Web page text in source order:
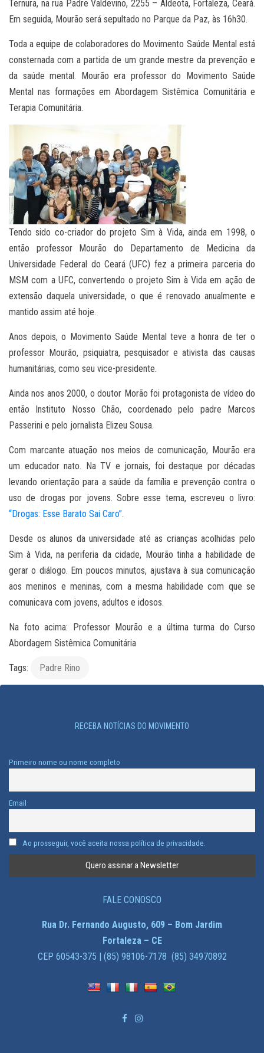
Ternura, na rua Padre Valdevino, 2255 – Aldeota, Fortaleza, Ceará.
Em seguida, Mourão será sepultado no Parque da Paz, às 16h30.
Toda a equipe de colaboradores do Movimento Saúde Mental está
consternada com a partida de um grande mestre da prevenção e
da saúde mental. Mourão era professor do Movimento Saúde
Mental nas formações em Abordagem Sistêmica Comunitária e
Terapia Comunitária.
Tendo sido co-criador do projeto Sim à Vida, ainda em 1998, o
então professor Mourão do Departamento de Medicina da
Universidade Federal do Ceará (UFC) fez a primeira parceria do
MSM com a UFC, convertendo o projeto Sim à Vida em ação de
extensão daquela universidade, o que é renovado anualmente e
mantido assim até hoje.
Anos depois, o Movimento Saúde Mental teve a honra de ter o
professor Mourão, psiquiatra, pesquisador e ativista das causas
humanitárias, como seu vice-presidente.
Ainda nos anos 2000, o doutor Morão foi protagonista de vídeo do
então Instituto Nosso Chão, coordenado pelo padre Marcos
Passerini e pelo jornalista Elizeu Sousa.
Com marcante atuação nos meios de comunicação, Mourão era
um educador nato. Na TV e jornais, foi destaque por décadas
levando orientação para a saúde da família e prevenção contra o
uso de drogas por jovens. Sobre esse tema, escreveu o livro:
“Drogas: Esse Barato Sai Caro”.
Desde os alunos da universidade até as crianças acolhidas pelo
Sim à Vida, na periferia da cidade, Mourão tinha a habilidade de
gerar o diálogo. Em poucos minutos, ajustava à sua comunicação
aos meninos e meninas, com a mesma habilidade com que se
comunicava com jovens, adultos e idosos.
Na foto acima: Professor Mourão e a última turma do Curso
Abordagem Sistêmica Comunitária
Tags: Padre Rino
RECEBA NOTÍCIAS DO MOVIMENTO
Primeiro nome ou nome completo
Email
Ao prosseguir, você aceita nossa política de privacidade.
FALE CONOSCO
Rua Dr. Fernando Augusto, 609 – Bom Jardim
Fortaleza – CE
CEP 60543-375 | (85) 98106-7178 (85) 34970892